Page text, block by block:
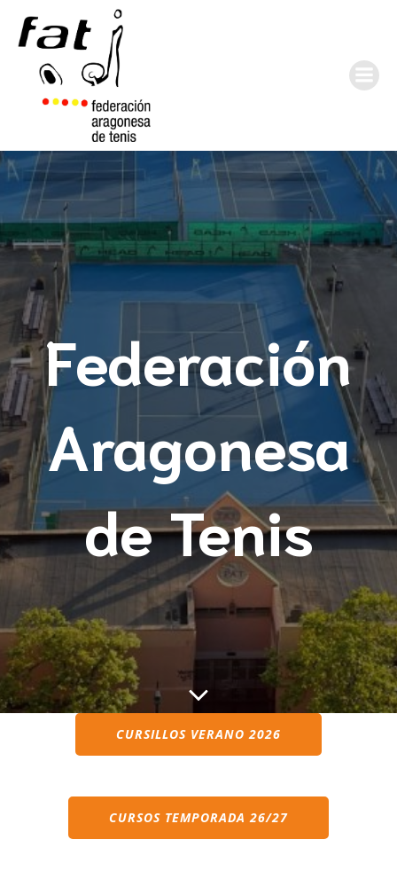
Federación
Aragonesa
de Tenis
CURSILLOS VERANO 2026
CURSOS TEMPORADA 26/27